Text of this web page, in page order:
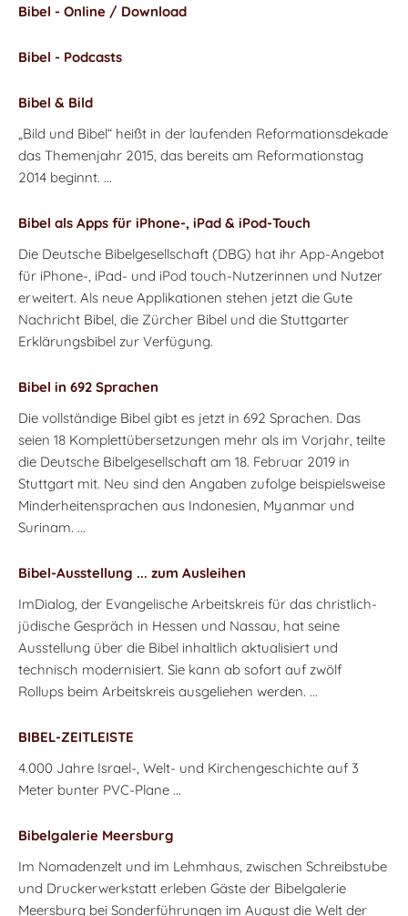
Bibel - Online / Download
Bibel - Podcasts
Bibel & Bild
„Bild und Bibel“ heißt in der laufenden Reformationsdekade
das Themenjahr 2015, das bereits am Reformationstag
2014 beginnt. ...
Bibel als Apps für iPhone-, iPad & iPod-Touch
Die Deutsche Bibelgesellschaft (DBG) hat ihr App-Angebot
für iPhone-, iPad- und iPod touch-Nutzerinnen und Nutzer
erweitert. Als neue Applikationen stehen jetzt die Gute
Nachricht Bibel, die Zürcher Bibel und die Stuttgarter
Erklärungsbibel zur Verfügung.
Bibel in 692 Sprachen
Die vollständige Bibel gibt es jetzt in 692 Sprachen. Das
seien 18 Komplettübersetzungen mehr als im Vorjahr, teilte
die Deutsche Bibelgesellschaft am 18. Februar 2019 in
Stuttgart mit. Neu sind den Angaben zufolge beispielsweise
Minderheitensprachen aus Indonesien, Myanmar und
Surinam. ...
Bibel-Ausstellung ... zum Ausleihen
ImDialog, der Evangelische Arbeitskreis für das christlich-
jüdische Gespräch in Hessen und Nassau, hat seine
Ausstellung über die Bibel inhaltlich aktualisiert und
technisch modernisiert. Sie kann ab sofort auf zwölf
Rollups beim Arbeitskreis ausgeliehen werden. ...
BIBEL-ZEITLEISTE
4.000 Jahre Israel-, Welt- und Kirchengeschichte auf 3
Meter bunter PVC-Plane ...
Bibelgalerie Meersburg
Im Nomadenzelt und im Lehmhaus, zwischen Schreibstube
und Druckerwerkstatt erleben Gäste der Bibelgalerie
Meersburg bei Sonderführungen im August die Welt der